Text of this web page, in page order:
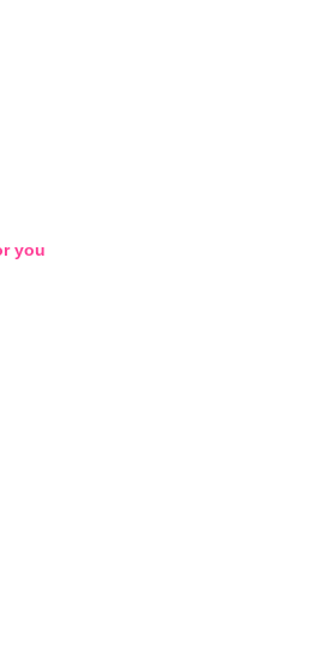
you